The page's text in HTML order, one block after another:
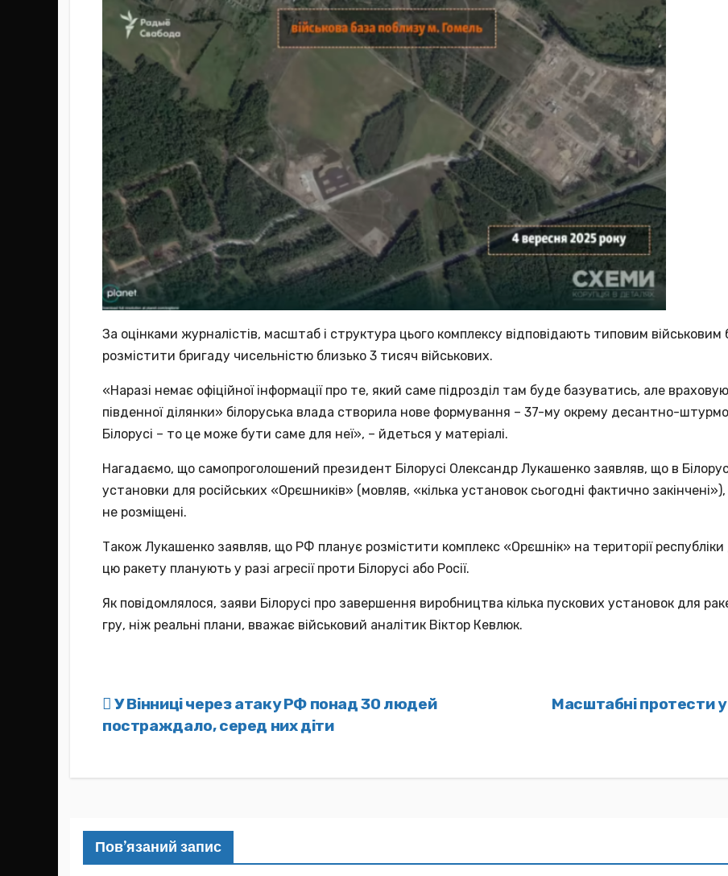
За оцінками журналістів, масштаб і структура цього комплексу відповідають типовим
розмістити бригаду чисельністю близько 3 тисяч військових.
«Наразі немає офіційної інформації про те, який саме підрозділ там буде базуватись, але
південної ділянки» білоруська влада створила нове формування – 37-му окрему десантно-
Білорусі – то це може бути саме для неї», – йдеться у матеріалі.
Нагадаємо, що самопроголошений президент Білорусі Олександр Лукашенко заявляв, що в
установки для російських «Орєшників» (мовляв, «кілька установок сьогодні фактично
не розміщені.
Також Лукашенко заявляв, що РФ планує розмістити комплекс «Орєшнік» на території
цю ракету планують у разі агресії проти Білорусі або Росії.
Як повідомлялося, заяви Білорусі про завершення виробництва кілька пускових установок для
гру, ніж реальні плани, вважає військовий аналітик Віктор Кевлюк.
Навігація
записів
Масштабні протести
У Вінниці через атаку РФ понад 30 людей
постраждало, серед них діти
Пов’язаний запис